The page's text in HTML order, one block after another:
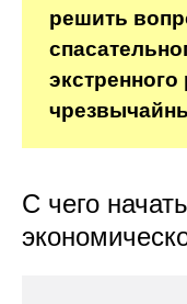
решить
С чего